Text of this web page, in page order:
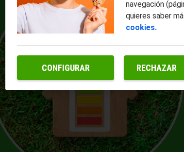
navegación
quieres saber
cookies.
CONFIGURAR RECHAZAR